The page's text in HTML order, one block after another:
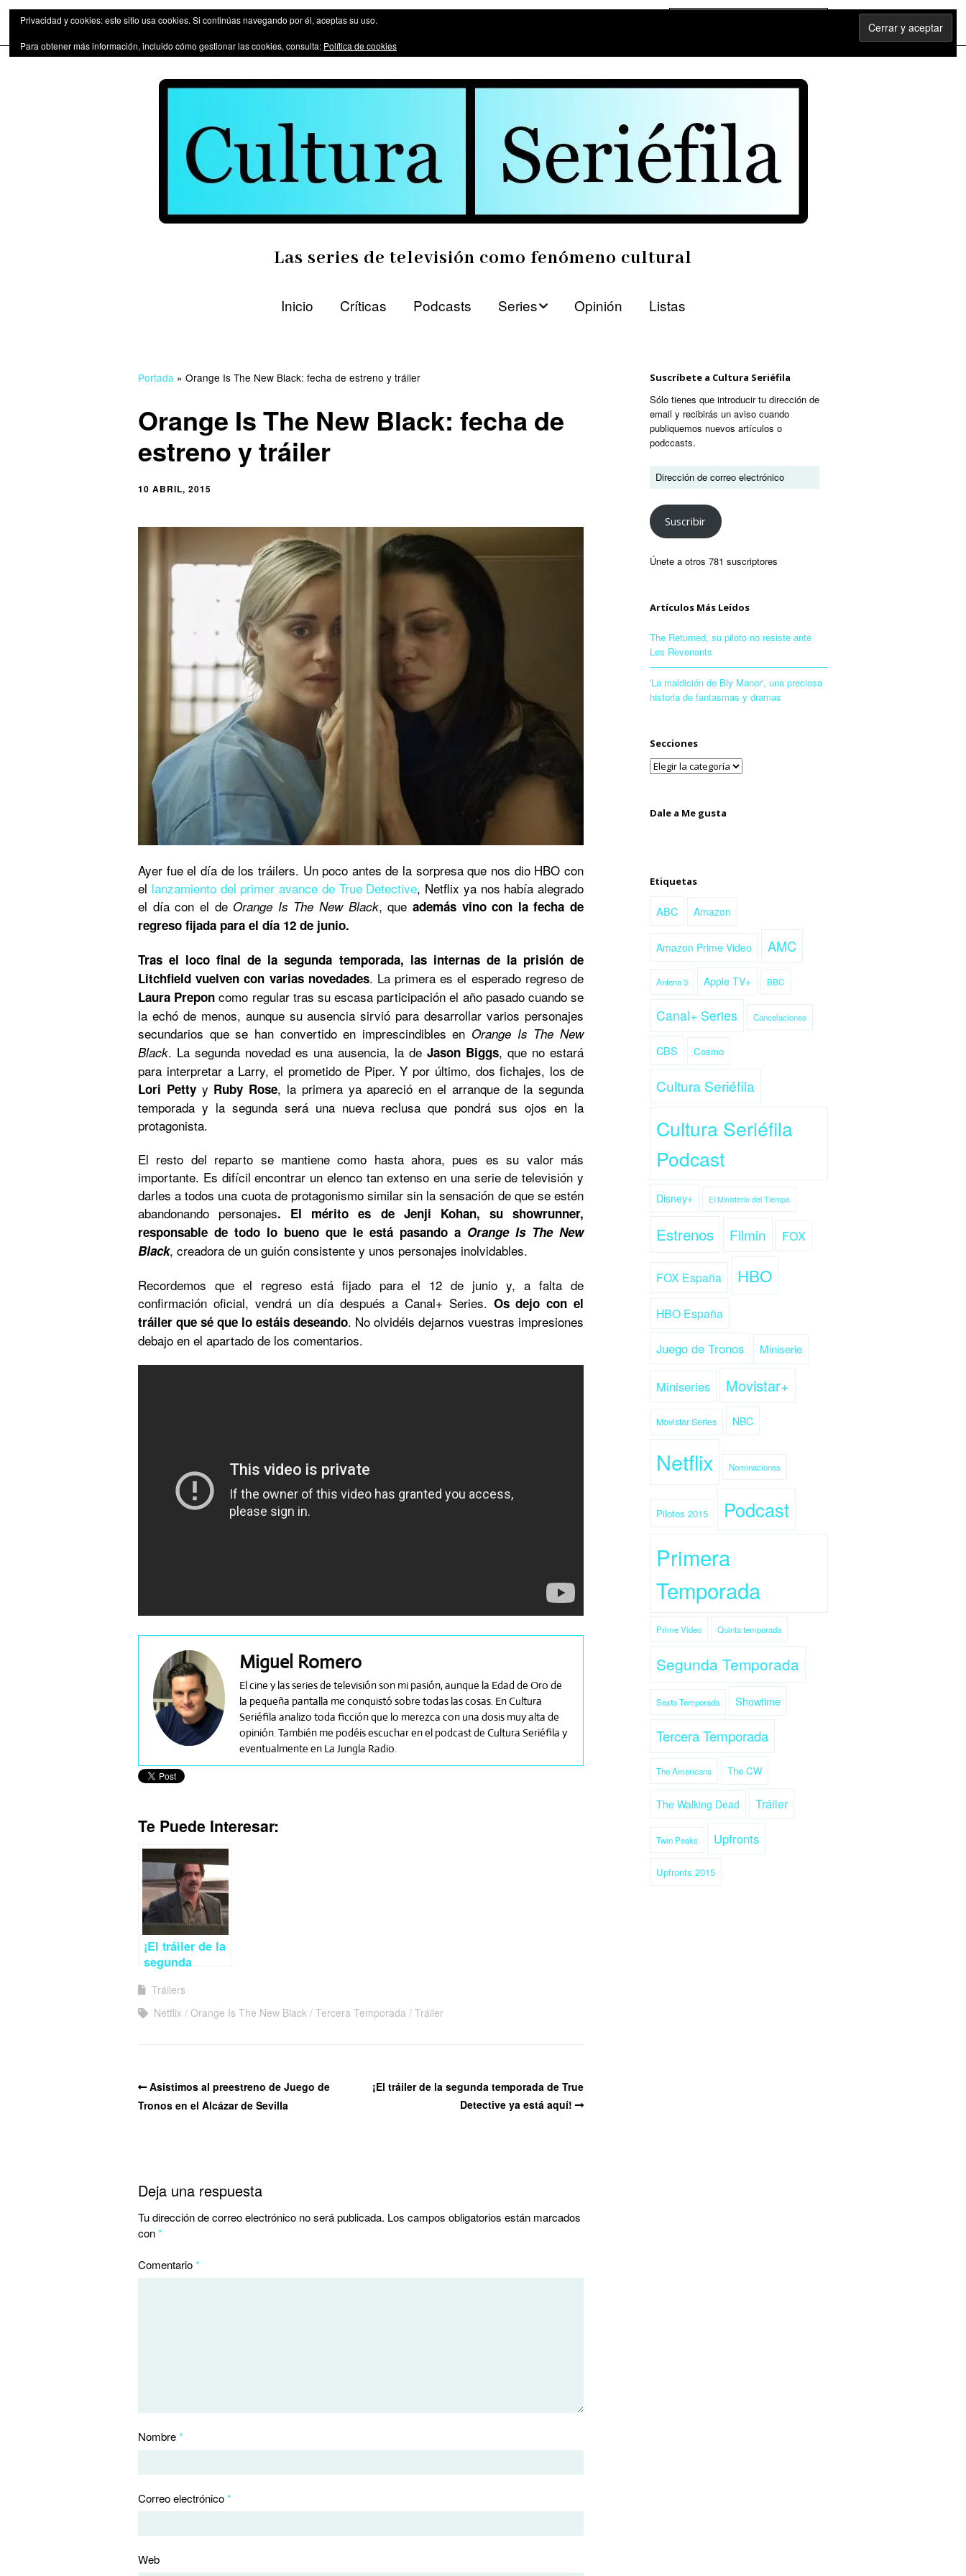
Las series de televisión como fenómeno cultural
Las series de televisión como fenómeno cultural
Inicio Críticas Podcasts Series
Series USA
Opinión Listas
Portada » Orange Is The New Black: fecha de estreno y tráiler
Orange Is The New Black: fecha de
estreno y tráiler
10 ABRIL, 2015
Ayer fue el día de los tráilers. Un poco antes de la sorpresa que nos dio HBO con
el lanzamiento del primer avance de True Detective, Netflix ya nos había alegrado
el día con el de Orange Is The New Black, que además vino con la fecha de
regreso fijada para el día 12 de junio.
Tras el loco final de la segunda temporada, las internas de la prisión de
Litchfield vuelven con varias novedades. La primera es el esperado regreso de
Laura Prepon como regular tras su escasa participación el año pasado cuando se
la echó de menos, aunque su ausencia sirvió para desarrollar varios personajes
secundarios que se han convertido en imprescindibles en Orange Is The New
Black. La segunda novedad es una ausencia, la de Jason Biggs, que no estará
para interpretar a Larry, el prometido de Piper. Y por último, dos fichajes, los de
Lori Pettyy Ruby Rose, la primera ya apareció en el arranque de la segunda
temporada y la segunda será una nueva reclusa que pondrá sus ojos en la
protagonista.
El resto del reparto se mantiene como hasta ahora, pues es su valor más
importante. Es difícil encontrar un elenco tan extenso en una serie de televisión y
darles a todos una cuota de protagonismo similar sin la sensación de que se estén
abandonando personajes. El mérito es de Jenji Kohan, su showrunner,
responsable de todo lo bueno que le está pasando a Orange Is The New
Black, creadora de un guión consistente y unos personajes inolvidables.
Recordemos que el regreso está fijado para el 12 de junio y, a falta de
confirmación oficial, vendrá un día después a Canal+ Series. Os dejo con el
tráiler que sé que lo estáis deseando. No olvidéis dejarnos vuestras impresiones
debajo en el apartado de los comentarios.
Miguel Romero
El cine y las series de televisión son mi pasión, aunque la Edad de Oro de
la pequeña pantalla me conquistó sobre todas las cosas. En Cultura
Seriéfila analizo toda ficción que lo merezca con una dosis muy alta de
opinión. También me podéis escuchar en el podcast de Cultura Seriéfila y
eventualmente en La Jungla Radio.
Te Puede Interesar:
¡El tráiler de la
segunda
True Detective
ya está aquí!
Tráilers
Netflix
Orange Is The New Black Tercera Temporada Tráiler
Asistimos al preestreno de Juego de
Tronos en el Alcázar de Sevilla
¡El tráiler de la segunda temporada de True
Detective ya está aquí!
Deja una respuesta
Tu dirección de correo electrónico no será publicada. Los campos obligatorios están marcados
con*
Comentario*
Nombre*
Correo electrónico*
Web
Suscríbete a Cultura Seriéfila
Sólo tienes que introducir tu dirección de
email y recibirás un aviso cuando
publiquemos nuevos artículos o
podccasts.
Suscribir
Únete a otros 781 suscriptores
Artículos Más Leídos
The Returned, su piloto no resiste ante
Les Revenants
'La maldición de Bly Manor', una preciosa
historia de fantasmas y dramas
Secciones
Dale a Me gusta
Etiquetas
ABC Amazon
Amazon Prime Video AMC
Antena 3 Apple TV+ BBC
Canal+ Series Cancelaciones
CBS Cosmo
Cultura Seriéfila
Cultura Seriéfila
Podcast
Disney+ El Ministerio del Tiempo
Estrenos Filmin FOX
FOX España HBO
HBO España
Juego de Tronos Miniserie
Miniseries Movistar+
Movistar Series NBC
Netflix Nominaciones
Pilotos 2015 Podcast
Primera
Temporada
Prime Video Quinta temporada
Segunda Temporada
Sexta Temporada Showtime
Tercera Temporada
The Americans The CW
The Walking Dead Tráiler
Twin Peaks Upfronts
Upfronts 2015
Privacidad y cookies: este sitio usa cookies. Si continúas navegando por él, aceptas su uso.
Para obtener más información, incluido cómo gestionar las cookies, consulta: Política de cookies